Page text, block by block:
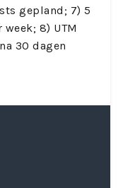
gepland; 7) 5
8) UTM
30 dagen